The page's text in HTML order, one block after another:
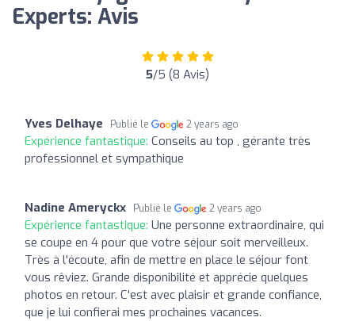
Experts: Avis
5/5 (8 Avis)
Yves Delhaye Publié le 2 years ago
Expérience fantastique: Conseils au top , gérante très
professionnel et sympathique
Nadine Ameryckx Publié le 2 years ago
Expérience fantastique: Une personne extraordinaire, qui
se coupe en 4 pour que votre séjour soit merveilleux.
Très à l'écoute, afin de mettre en place le séjour font
vous rêviez. Grande disponibilité et apprécie quelques
photos en retour. C'est avec plaisir et grande confiance,
que je lui confierai mes prochaines vacances.